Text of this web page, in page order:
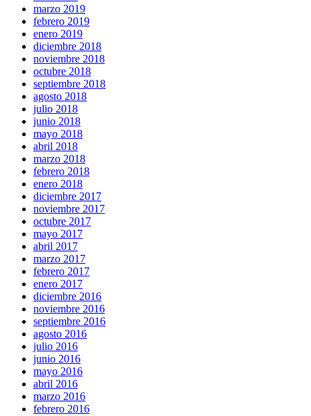
marzo 2019
febrero 2019
enero 2019
diciembre 2018
noviembre 2018
octubre 2018
septiembre 2018
agosto 2018
julio 2018
junio 2018
mayo 2018
abril 2018
marzo 2018
febrero 2018
enero 2018
diciembre 2017
noviembre 2017
octubre 2017
mayo 2017
abril 2017
marzo 2017
febrero 2017
enero 2017
diciembre 2016
noviembre 2016
septiembre 2016
agosto 2016
julio 2016
junio 2016
mayo 2016
abril 2016
marzo 2016
febrero 2016